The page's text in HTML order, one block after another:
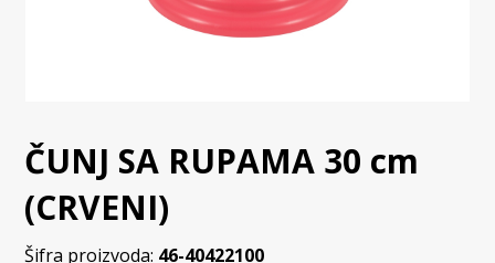
ČUNJ SA RUPAMA 30 cm
(CRVENI)
Šifra proizvoda: 46-40422100